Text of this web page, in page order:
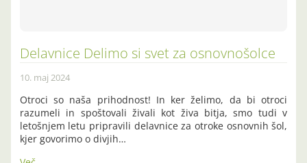
Delavnice Delimo si svet za osnovnošolce
10. maj 2024
Otroci so naša prihodnost! In ker želimo, da bi otroci
razumeli in spoštovali živali kot živa bitja, smo tudi v
letošnjem letu pripravili delavnice za otroke osnovnih šol,
kjer govorimo o divjih…